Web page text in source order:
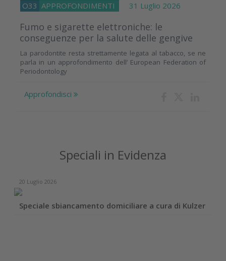
O33 APPROFONDIMENTI 31 Luglio 2026
Fumo e sigarette elettroniche: le
conseguenze per la salute delle gengive
La parodontite resta strettamente legata al tabacco, se ne
parla in un approfondimento dell’ European Federation of
Periodontology
Approfondisci
Speciali in Evidenza
20 Luglio 2026
Speciale sbiancamento domiciliare a cura di Kulzer